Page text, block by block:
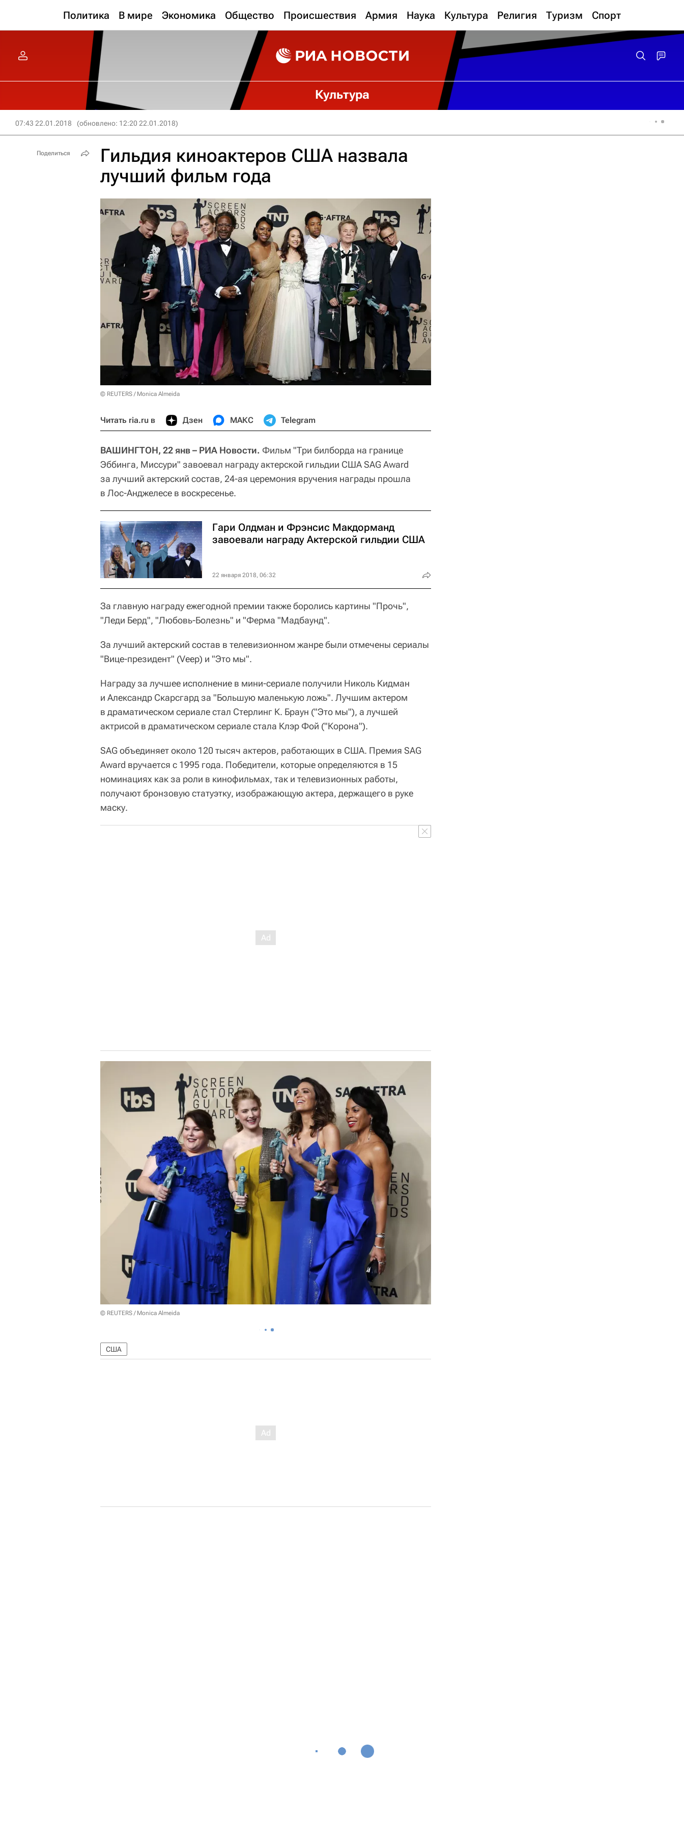
Политика В мире Экономика Общество Происшествия Армия Наука Культура Религия Туризм Спорт
Культура
07:43 22.01.2018 (обновлено: 12:20 22.01.2018)
Гильдия киноактеров США назвала
лучший фильм года
© REUTERS / Monica Almeida
Читать ria.ru в Дзен МАКС Telegram
ВАШИНГТОН, 22 янв – РИА Новости. Фильм "Три билборда на границе
Эббинга, Миссури" завоевал награду актерской гильдии США SAG Award
за лучший актерский состав, 24-ая церемония вручения награды прошла
в Лос-Анджелесе в воскресенье.
Гари Олдман и Фрэнсис Макдорманд
завоевали награду Актерской гильдии США
22 января 2018, 06:32
За главную награду ежегодной премии также боролись картины "Прочь",
"Леди Берд", "Любовь-Болезнь" и "Ферма "Мадбаунд".
За лучший актерский состав в телевизионном жанре были отмечены сериалы
"Вице-президент" (Veep) и "Это мы".
Награду за лучшее исполнение в мини-сериале получили Николь Кидман
и Александр Скарсгард за "Большую маленькую ложь". Лучшим актером
в драматическом сериале стал Стерлинг К. Браун ("Это мы"), а лучшей
актрисой в драматическом сериале стала Клэр Фой ("Корона").
SAG объединяет около 120 тысяч актеров, работающих в США. Премия SAG
Award вручается с 1995 года. Победители, которые определяются в 15
номинациях как за роли в кинофильмах, так и телевизионных работы,
получают бронзовую статуэтку, изображающую актера, держащего в руке
маску.
© REUTERS / Monica Almeida
США
Поделиться